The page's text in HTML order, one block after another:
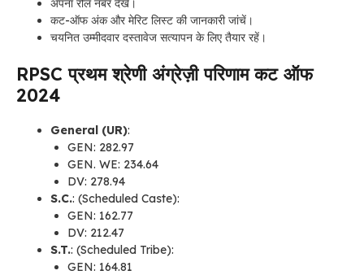
अपना रोल नंबर देखें।
कट-ऑफ अंक और मेरिट लिस्ट की जानकारी जांचें।
चयनित उम्मीदवार दस्तावेज सत्यापन के लिए तैयार रहें।
RPSC प्रथम श्रेणी अंग्रेज़ी परिणाम कट ऑफ
2024
General (UR):
GEN: 282.97
GEN. WE: 234.64
DV: 278.94
S.C.: (Scheduled Caste):
GEN: 162.77
DV: 212.47
S.T.: (Scheduled Tribe):
GEN: 164.81